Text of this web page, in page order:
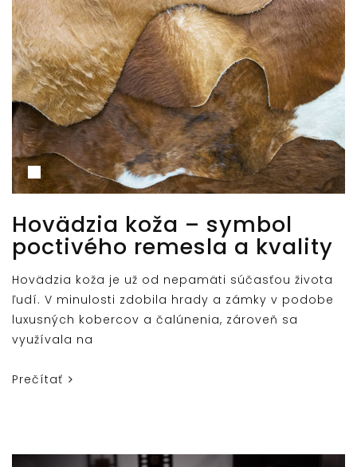
Hovädzia koža – symbol
poctivého remesla a kvality
Hovädzia koža je už od nepamäti súčasťou života
ľudí. V minulosti zdobila hrady a zámky v podobe
luxusných kobercov a čalúnenia, zároveň sa
využívala na
Prečítať